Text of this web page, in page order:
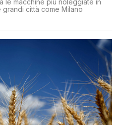
città come Milano